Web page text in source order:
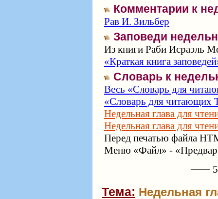
Комментарии к
Рав И. Зильбер
Заповеди
Из книги Раби Исраэль
«Краткая книга
Словарь к
Весь «Словарь для
«Словарь для читающих
Недельная глава для
Недельная глава для
Перед печатью файла
Меню «Файл» -
⸺
Тема: Недельная